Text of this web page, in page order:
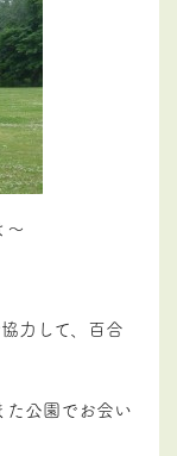
～
力して、百合
公園でお会い